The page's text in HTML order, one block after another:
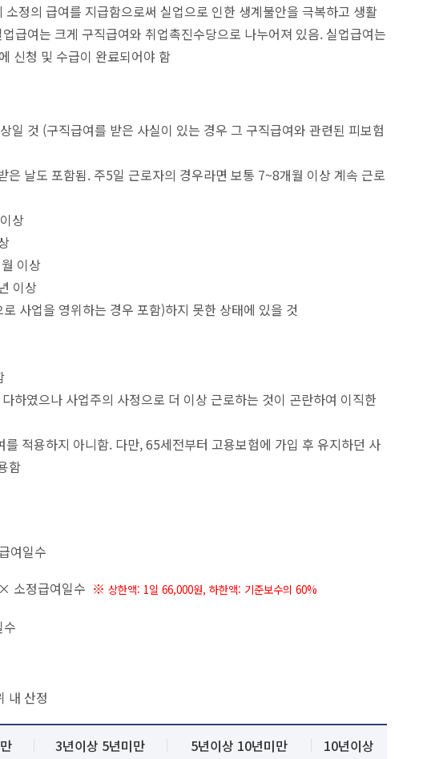
정의 급여를 지급함으로써 실업으로 인한 생계불안을 극복하고 생활
급여는 크게 구직급여와 취업촉진수당으로 나누어져 있음. 실업급여는
신청 및 수급이 완료되어야 함
것 (구직급여를 받은 사실이 있는 경우 그 구직급여와 관련된 피보험
날도 포함됨. 주5일 근로자의 경우라면 보통 7~8개월 이상 계속 근로
상
이상
이상
사업을 영위하는 경우 포함)하지 못한 상태에 있을 것
하였으나 사업주의 사정으로 더 이상 근로하는 것이 곤란하여 이직한
적용하지 아니함. 다만, 65세전부터 고용보험에 가입 후 유지하던 사
함
여일수
소정급여일수 ※ 상한액: 1일 66,000원, 하한액: 기준보수의 60%
내 산정
3년이상 5년미만 5년이상 10년미만 10년이상